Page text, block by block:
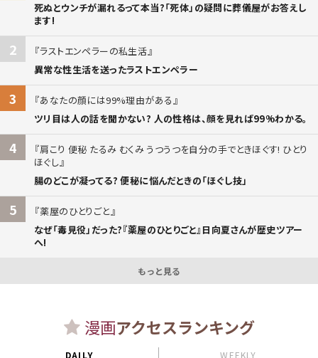
死ぬとウンチが漏れるって本当?「死体」の疑問に葬儀屋がお答えし
ます!
2
ラストエンペラーの私生活
異常な性生活を送ったラストエンペラー
3
あなたの顔には99%理由がある
ツリ目は人の話を聞かない? 人の性格は、顔を見れば99%わかる。
4
肩こり 便秘 たるみ むくみ うつうつを自分の手でときほぐす! ひとり
ほぐし
腸のどこが凝ってる? 便秘に悩んだときの「ほぐし技」
5
薬屋のひとりごと
なぜ「毒見役」だった?『薬屋のひとりごと』日向夏さんが歴史ツアー
へ!
もっと見る
漫画アクセスランキング
DAILY WEEKLY